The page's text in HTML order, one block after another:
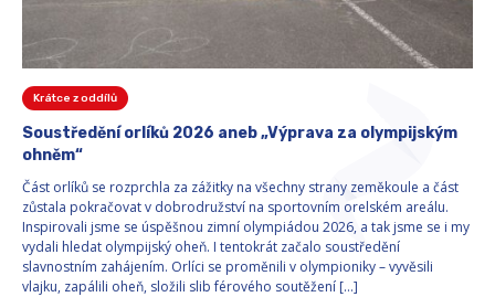
Krátce z oddílů
Soustředění orlíků 2026 aneb „Výprava za olympijským
ohněm“
Část orlíků se rozprchla za zážitky na všechny strany zeměkoule a část
zůstala pokračovat v dobrodružství na sportovním orelském areálu.
Inspirovali jsme se úspěšnou zimní olympiádou 2026, a tak jsme se i my
vydali hledat olympijský oheň. I tentokrát začalo soustředění
slavnostním zahájením. Orlíci se proměnili v olympioniky – vyvěsili
vlajku, zapálili oheň, složili slib férového soutěžení […]